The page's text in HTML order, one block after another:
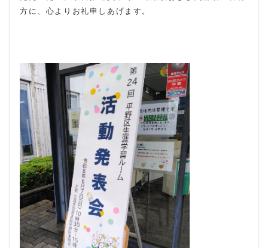
方に、心よりお礼申しあげます。